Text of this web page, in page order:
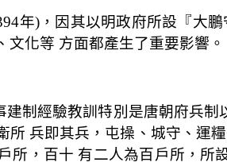
年)，因其以明政府所設『
化等 方面都產生了重要影響。
制經驗教訓特別是唐朝府兵
兵即其兵，屯操、城守、運
所，百十 有二人為百戶所，